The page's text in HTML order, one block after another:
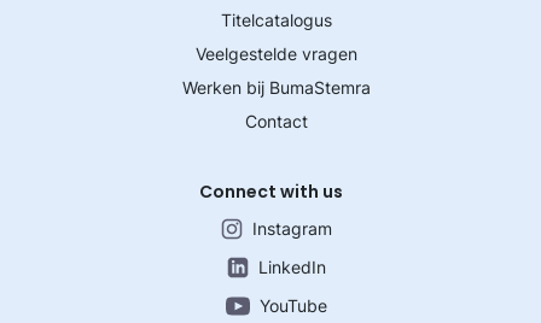
Titelcatalogus
Veelgestelde vragen
Werken bij BumaStemra
Contact
Connect with us
Instagram
LinkedIn
YouTube